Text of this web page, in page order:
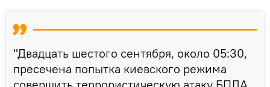
"Двадцать шестого сентября, около 05:30,
пресечена попытка киевского режима